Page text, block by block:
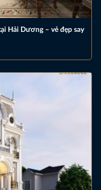
Hải Dương – vẻ đẹp say